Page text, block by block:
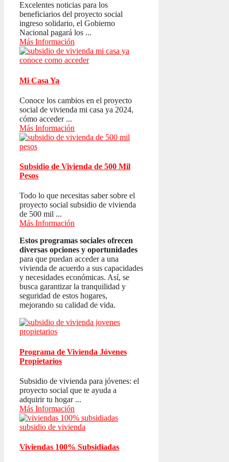
Excelentes noticias para los
beneficiarios del proyecto social
ingreso solidario, el Gobierno
Nacional pagará los ...
Más Información
Mi Casa Ya
Conoce los cambios en el proyecto
social de vivienda mi casa ya 2024,
cómo acceder ...
Más Información
Subsidio de Vivienda de 500 Mil
Pesos
Todo lo que necesitas saber sobre el
proyecto social subsidio de vivienda
de 500 mil ...
Más Información
Estos programas sociales ofrecen
diversas opciones y oportunidades
para que puedan acceder a una
vivienda de acuerdo a sus capacidades
y necesidades económicas. Así, se
busca garantizar la tranquilidad y
seguridad de estos hogares,
mejorando su calidad de vida.
Programa de Vivienda Jóvenes
Propietarios
Subsidio de vivienda para jóvenes: el
proyecto social que te ayuda a
adquirir tu hogar ...
Más Información
Viviendas 100% Subsidiadas